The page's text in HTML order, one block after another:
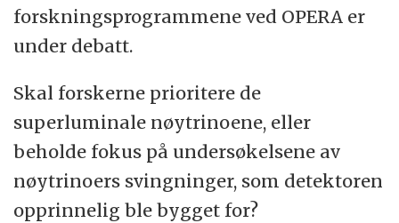
forskningsprogrammene ved OPERA er
under debatt.
Skal forskerne prioritere de
superluminale nøytrinoene, eller
beholde fokus på undersøkelsene av
nøytrinoers svingninger, som detektoren
opprinnelig ble bygget for?